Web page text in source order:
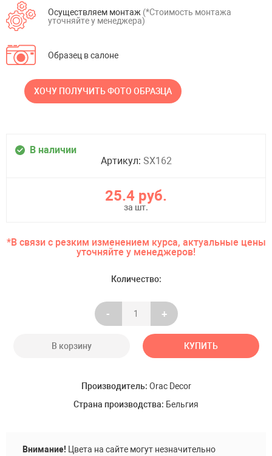
Осуществляем монтаж (*Стоимость монтажа
уточняйте у менеджера)
Образец в салоне
ХОЧУ ПОЛУЧИТЬ ФОТО ОБРАЗЦА
В наличии
Артикул: SX162
25.4 руб.
за шт.
*В связи с резким изменением курса, актуальные цены
уточняйте у менеджеров!
Количество:
- +
В корзину КУПИТЬ
Производитель: Oraс Decor
Страна производства: Бельгия
Внимание! Цвета на сайте могут незначительно